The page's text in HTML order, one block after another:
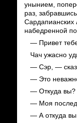
унынием,
раз,
Сардапианских
набедренной
— Привет
Чач ужасно
— Сэр, —
— Это
— Откуда вы?
— Моя
— А откуда вы